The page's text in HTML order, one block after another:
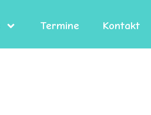
Termine Kontakt